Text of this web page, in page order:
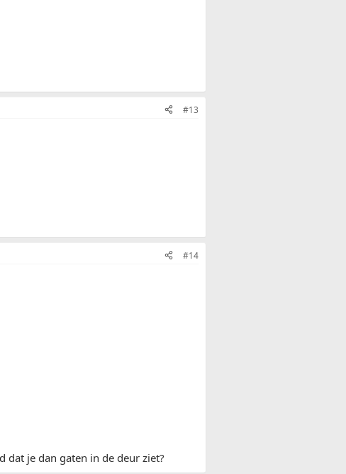
#13
#14
dat je dan gaten in de deur ziet?